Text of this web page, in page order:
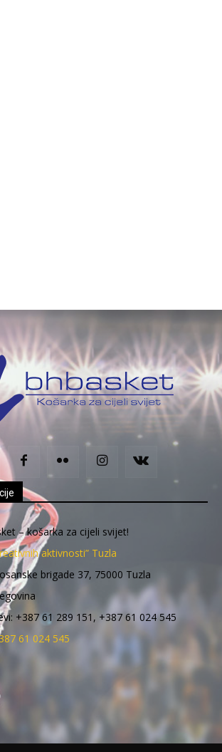
– košarka za cijeli svijet!
aktivnosti” Tuzla
brigade 37, 75000 Tuzla
+387 61 289 151, +387 61 024 545
61 024 545